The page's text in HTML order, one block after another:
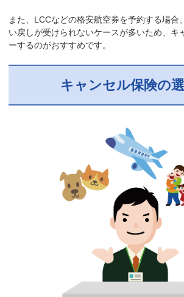
また、LCCなどの格安航空券を予約する場合
い戻しが受けられないケースが多いため、キ
ーするのがおすすめです。
キャンセル保険の